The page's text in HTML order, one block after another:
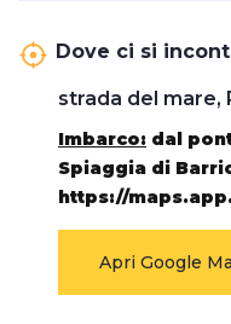
Dove ci si
strada del mare,
Imbarco: dal
Spiaggia di
https://
Apri Google